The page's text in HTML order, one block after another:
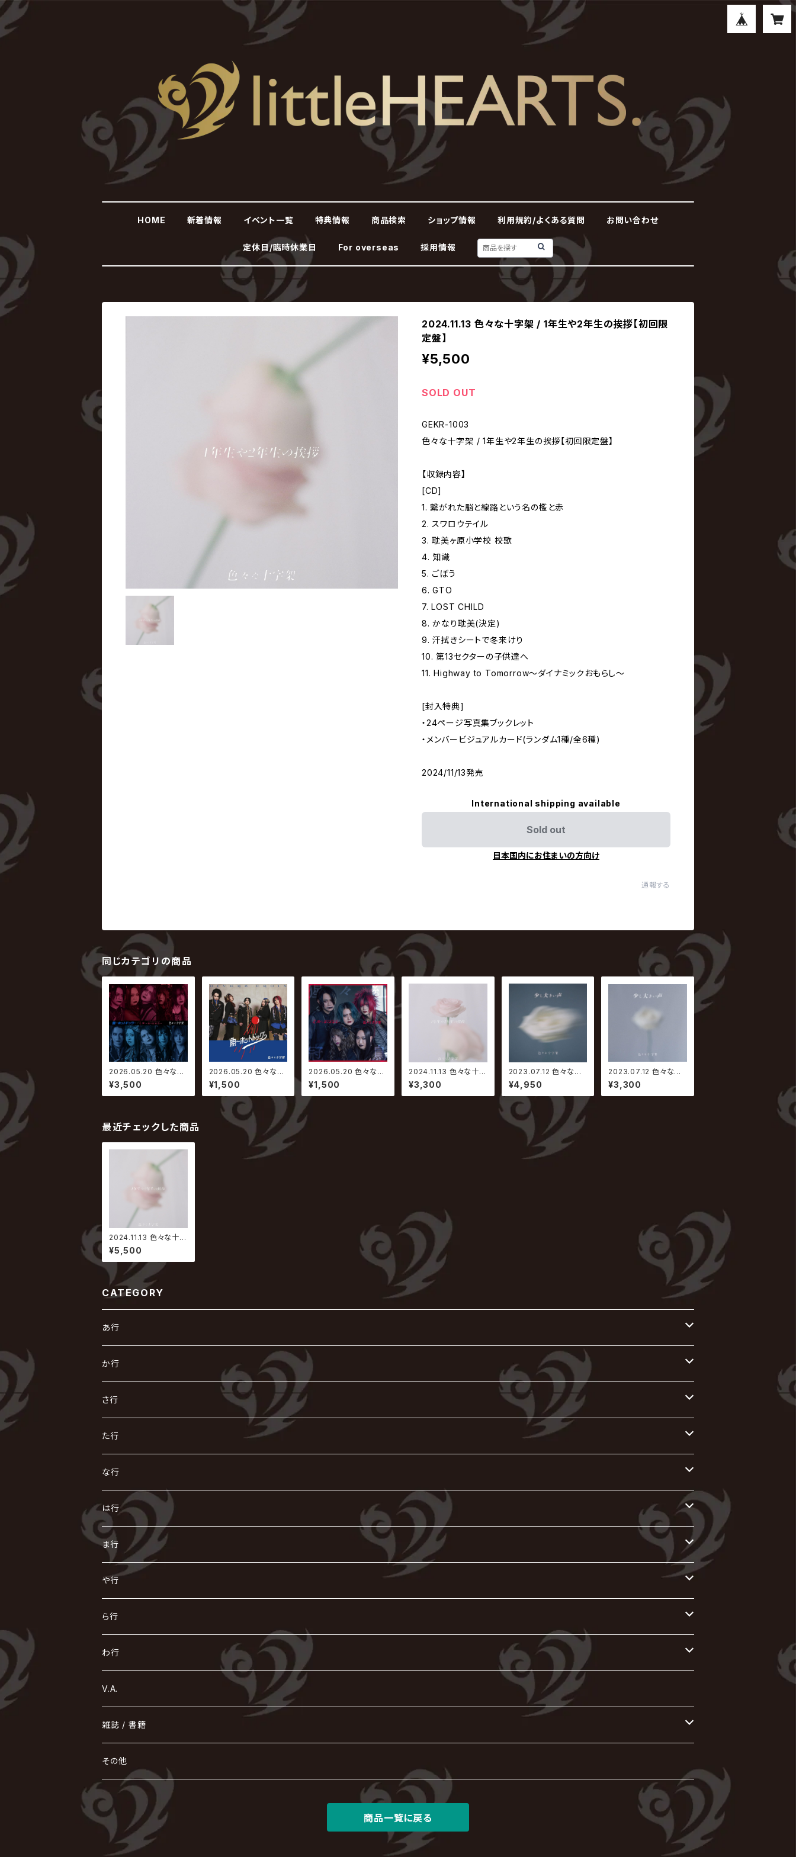
HOME 新着情報 イベント一覧 特典情報 商品検索 ショップ情報 利用規約/よくある質問 お問い合わせ
定休日/臨時休業日 For overseas 採用情報
2024.11.13 色々な十字架 / 1年生や2年生の挨拶【初回限
定盤】
¥5,500
SOLD OUT
GEKR-1003
色々な十字架 / 1年生や2年生の挨拶【初回限定盤】
【収録内容】
[CD]
1. 繋がれた脳と線路という名の檻と赤
2. スワロウテイル
3. 耽美ヶ原小学校 校歌
4. 知識
5. ごぼう
6. GTO
7. LOST CHILD
8. かなり耽美(決定)
9. 汗拭きシートで冬来けり
10. 第13セクターの子供達へ
11. Highway to Tomorrow～ダイナミックおもらし～
[封入特典]
・24ページ写真集ブックレット
・メンバービジュアルカード(ランダム1種/全6種)
2024/11/13発売
International shipping available
Sold out
日本国内にお住まいの方向け
通報する
同じカテゴリの商品
2026.05.20 色々な十
字架 / 魚〜ホットドッ
グ〜｜ミル〜猩々紅冠
鳥〜【初回限定盤】
¥3,500
2026.05.20 色々な十
字架 / 魚〜ホットドッ
グ〜｜ミル〜猩々紅冠
鳥〜【通常盤 魚〜ホット
ドッグ〜ver.】
¥1,500
2026.05.20 色々な十
字架 / 魚〜ホットドッ
グ〜｜ミル〜猩々紅冠
鳥〜【通常盤 ミル〜
¥1,500
2024.11.13 色々な十字
架 / 1年生や2年生の挨
拶【通常盤】
¥3,300
2023.07.12 色々な十
字架 / 少し大きい声【初
回限定盤】
¥4,950
2023.07.12 色々な十
字架 / 少し大きい声【通
常盤】
¥3,300
最近チェックした商品
2024.11.13 色々な十字
架 / 1年生や2年生の挨
拶【初回限定盤】
¥5,500
CATEGORY
あ行
あ
R指定
AIOLIN
AKIHIDE
ACME / アクメ
浅葱 / ASAGI
Azavana
Acid Black Cherry
彩冷える -ayabie-
アリス九號. / ALICE NINE. / A9
有村竜太朗
い
IKUO
exist†trace
生熊耕治
Initial'L
INORAN
イビツ マル
色々な十字架
168 / 葵-168-
う
VIRGE / ヴァージュ
Waive
Versailles
Verde/
え
ACE OF SPADES
X JAPAN
LSN / The LEGENDARY SIX NINE
お
AURORIZE
OFIAM
か行
か
怪人二十面奏
Kαin
GACKT
KAKUMAY
CASCADE
the GazettE
GOTCHAROCKA
河村隆一
き
KISAKI
キズ
KiD
gives
清春
KIRITO / キリト
己龍
く
Crack6
グラビティ
GRIMOIRE
GREN / グレン
黒夢
け
[ kei ] / 圭
仮病
こ
GOATBED
ゴールデンボンバー
さ行
さ
ザアザア
The THIRTEEN
Psycho le Cému
櫻井敦司
Sadie
XANVALA
し
Zeke Deux
Z CLEAR
SEESAW
Sick²
ジグソウ
シド
JAKIGAN MEISTER
Chanty
す
Z CLEAR
超ジャシー
SCAPEGOAT
SPLENDID GOD GIRAFFE
SLAPSLY / CHIYU
せ
ゼラ
零[Hz]
そ
SOPHIA
ZOMBIE / ぞんび
た行
た
DASEIN
DAIGO
ダウト
DADAROMA
逹瑯
DAVID / SUI / 縁
DARRELL
ち
CHAQLA.
つ
て
D
DIAURA
DIR EN GREY
DEXCORE
TAKE NO BREAK
と
東京花嫁
Tourbillon
Toshi
Dolly
TЯicKY
な行
な
NIGHTMARE
NAZARE
に
NiEL
NICOLAS
ぬ
nurié
ね
NETH PRIERE CAIN
NEVERLAND
の
NoGoD
NOCTURNAL BLOODLUST
は行
は
heidi.
H.U.G
花見桜こうき
薔薇の宮殿
BAROQUE
ひ
HERO
美炎-BIEN-
hide with Spread Beaver / hide
HIDE-ZOU
ビバラッシュ
ふ
Far East Dizain
Fatüm
Plastic Tree
Frantic EMIRY
へ
BabyKingdom
THE BEETHOVEN
HELLBROTH / ヘルブロス
The Benjamin
ほ
POIDOL
HOLLOWGRAM
ま行
ま
THE MICRO HEAD 4N'S
MAO / マオ from SID
MUSCLE ATTACK
マツタケワークス
摩天楼オペラ
み
未完成アリス
ミスイ
MIYAVI
美良政次
MIRAGE
む
MUCC / ムック
め
メトロノーム
MERRY / メリー
も
THE MORTAL
MORRIE
最上川司
や行
や
ヤミテラ / 外道反逆者ヤミテラ
ゆ
YUKIYA / 藤田幸也
ユナイト
よ
ら行
ら
rice
Rides In ReVellion
Luv PARADE
La'veil MizeriA
LAB.THE BASEMENT / ラボ ザ ベヰスメント
り
Leetspeak monsters
Ricky
LEZARD
RENAME
る
Ruiza
Lucy
LUNA SEA
れ
0.1gの誤算
the Raid.
ろ
Royz
わ行
わ
wyse
我が為
V.A.
雑誌 / 書籍
hévn
ROCK AND READ
その他
商品一覧に戻る